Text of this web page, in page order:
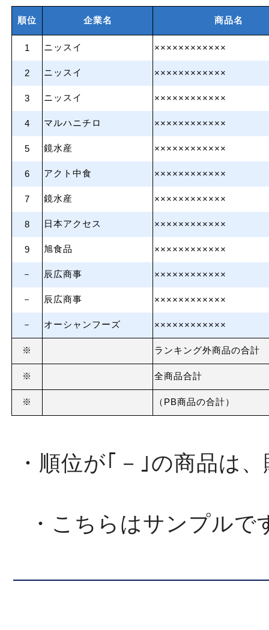
順位 企業名 商品名
1 ニッスイ ××××××××××××
2 ニッスイ ××××××××××××
3 ニッスイ ××××××××××××
4 マルハニチロ ××××××××××××
5 鏡水産 ××××××××××××
6 アクト中食 ××××××××××××
7 鏡水産 ××××××××××××
8 日本アクセス ××××××××××××
9 旭食品 ××××××××××××
－ 辰広商事 ××××××××××××
－ 辰広商事 ××××××××××××
－ オーシャンフーズ ××××××××××××
※ ランキング外商品の合計
※ 全商品合計
※ （PB商品の合計）
・順位が｢－｣の商品は
・こちらはサンプルで